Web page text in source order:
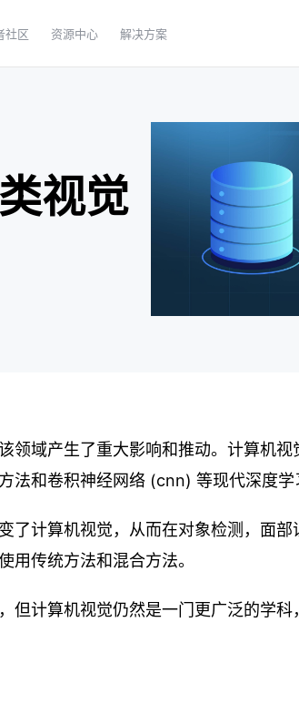
社区 资源中心 解决方案
视觉
领域产生了重大影响和推动。计算机视
法和卷积神经网络 (cnn) 等现代深度学
了计算机视觉，从而在对象检测，面部
用传统方法和混合方法。
但计算机视觉仍然是一门更广泛的学科